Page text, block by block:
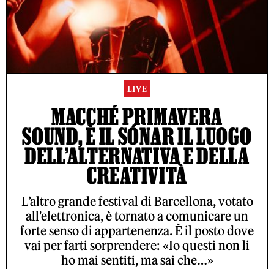
LIVE
MACCHÉ PRIMAVERA
SOUND, È IL SÓNAR IL LUOGO
DELL’ALTERNATIVA E DELLA
CREATIVITÀ
L’altro grande festival di Barcellona, votato
all'elettronica, è tornato a comunicare un
forte senso di appartenenza. È il posto dove
vai per farti sorprendere: «Io questi non li
ho mai sentiti, ma sai che…»